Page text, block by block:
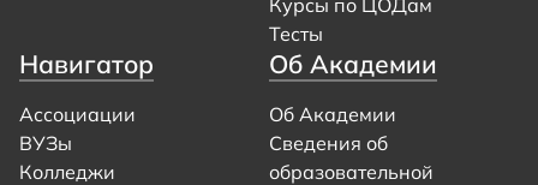
Тесты
Навигатор
Ассоциации
ВУЗы
Колледжи
Об Академии
Об Академии
Сведения об
образовательной